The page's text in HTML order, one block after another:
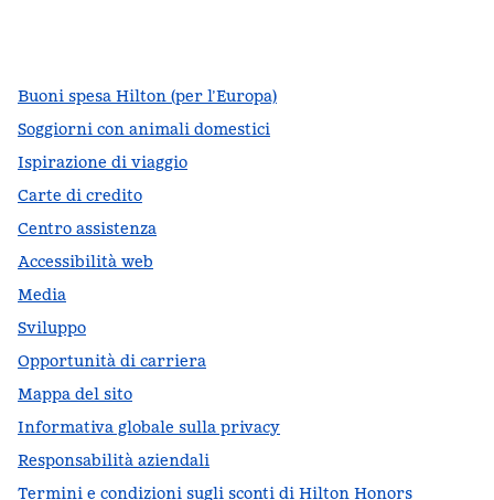
Buoni spesa Hilton (per l’Europa)
Soggiorni con animali domestici
Ispirazione di viaggio
Carte di credito
Centro assistenza
Accessibilità web
Media
Sviluppo
Opportunità di carriera
Mappa del sito
Informativa globale sulla privacy
Responsabilità aziendali
Termini e condizioni sugli sconti di Hilton Honors